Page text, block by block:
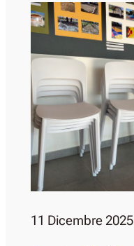
11 Dicembre 2025